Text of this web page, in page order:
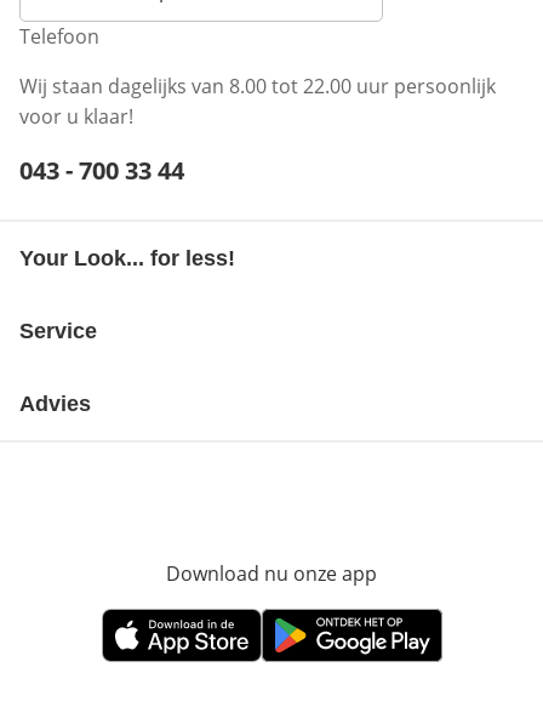
Telefoon
Wij staan dagelijks van 8.00 tot 22.00 uur persoonlijk
voor u klaar!
Telefoonnummer:
043 - 700 33 44
Your Look... for less!
Service
Advies
Download nu onze app
Opent in nieuw vensterOpent in nieuw venster